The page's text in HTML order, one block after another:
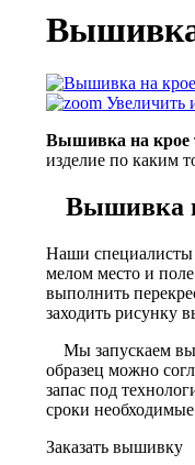
Увеличить
Вышивка на крое
изделие по каким
Вышивка
Наши
мелом место и
выполнить
заходить рисунку
Мы запускаем
образец можно
запас под
сроки необходимые
Заказать вышивку